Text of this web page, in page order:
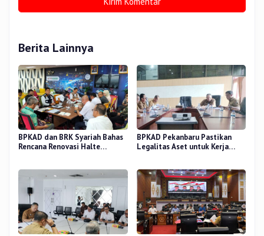
Berita Lainnya
BPKAD dan BRK Syariah Bahas
Rencana Renovasi Halte
BPKAD Pekanbaru Pastikan
Legalitas Aset untuk Kerja